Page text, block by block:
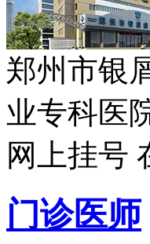
郑州市银
业专科医
网上挂号
门诊医师